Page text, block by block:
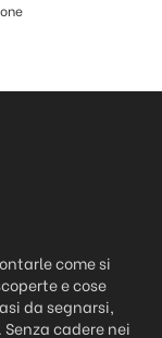
come si
e cose
da segnarsi,
cadere nei